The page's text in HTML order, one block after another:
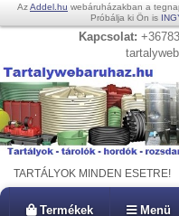
AzAddel.hu webáruházakban a
Próbálja ki Ön is
Kapcsolat:
TARTÁLYOK MINDEN ESETRE!
Termékek Menü